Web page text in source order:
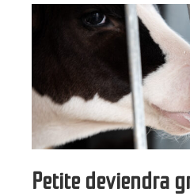
Petite deviendra